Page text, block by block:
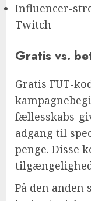
Influencer-
Twitch
Gratis vs.
Gratis FUT-
fællesskabs-
adgang til
penge. Disse
På den anden